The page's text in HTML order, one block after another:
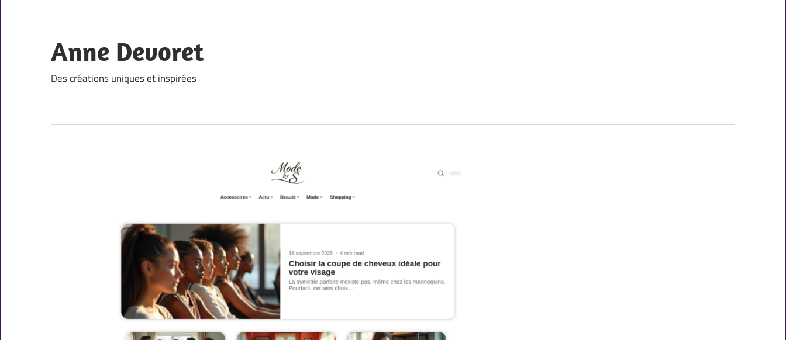
content
Anne Devoret
Des créations uniques et inspirées